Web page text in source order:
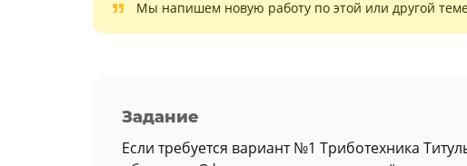
Мы напишем новую работу по этой или другой
Задание
Если требуется вариант №1 Триботехника